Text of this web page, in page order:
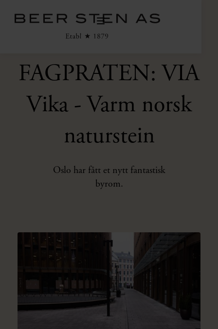
FAGPRATEN: VIA
Vika - Varm norsk
naturstein
Oslo har fått et nytt fantastisk
byrom.